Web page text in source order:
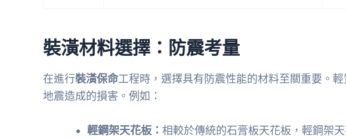
裝潢材料選擇：防震考量
在進行裝潢保命工程時，選擇具有防震性能的材料至關重要。
地震造成的損害。例如：
輕鋼架天花板： 相較於傳統的石膏板天花板，輕鋼架